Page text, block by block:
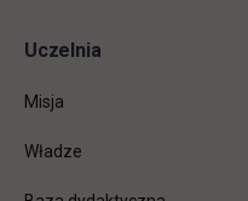
Uczelnia
Misja
Władze